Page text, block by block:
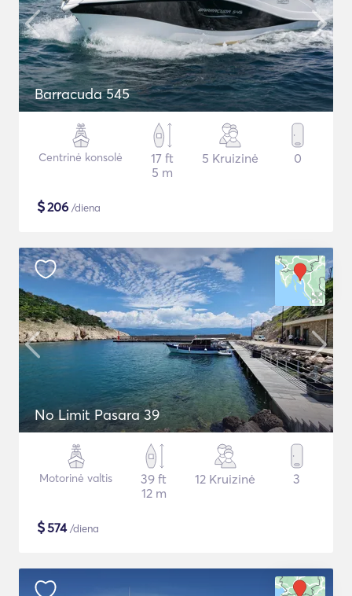
Barracuda 545
Centrinė konsolė
17 ft
5 m
5 Kruizinė 0
$206 /diena
No Limit Pasara 39
Motorinė valtis
39 ft
12 m
12 Kruizinė 3
$574/diena